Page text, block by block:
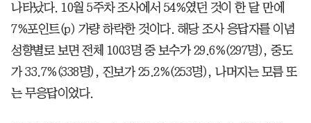
나타났다. 10월 5주차 조사에서 54%였던 것이 한 달 만에
7%포인트(p) 가량 하락한 것이다. 해당 조사 응답자를 이념
성향별로 보면 전체 1003명 중 보수가 29.6%(297명), 중도
가 33.7%(338명), 진보가 25.2%(253명), 나머지는 모름 또
는 무응답이었다.